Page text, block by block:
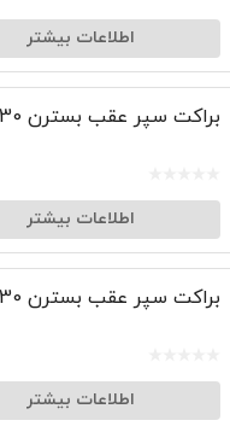
اطلاعات بیشتر
براکت سپر عقب بسترن B30
اطلاعات بیشتر
براکت سپر عقب بسترن B30
اطلاعات بیشتر